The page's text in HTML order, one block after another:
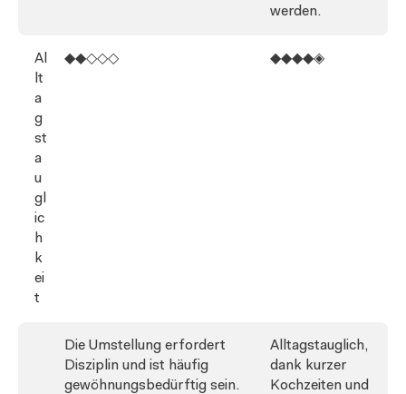
werden.
Al
lt
a
g
st
a
u
gl
ic
h
k
ei
t
◆◆◇◇◇ ◆◆◆◆◈
Die Umstellung erfordert
Disziplin und ist häufig
gewöhnungsbedürftig sein.
Alltagstauglich,
dank kurzer
Kochzeiten und